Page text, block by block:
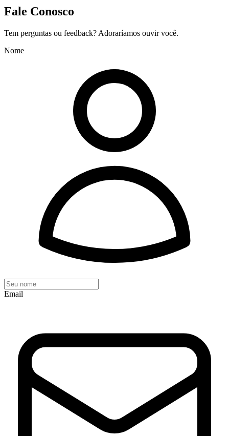
Fale Conosco
Tem perguntas ou feedback? Adoraríamos ouvir você.
Nome
Email